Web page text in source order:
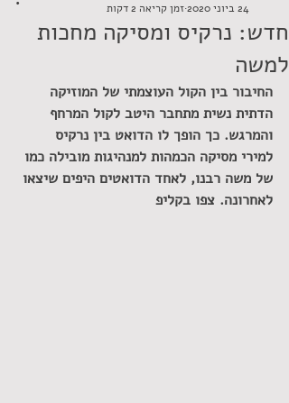
חדש: נרקיס ומסיקה מחכות
למשה
24 ביוני 2020
זמן קריאה 2 דקות
החיבור בין הקול העוצמתי של המוזיקה
הדתית נשית מתחבר היטב לקול המרחף
והמרגש. כך הופך לו הדואט בין נרקיס
למירי מסיקה הכמהות למנהיגות מובילה כמו
של משה רבנו, לאחד הדואטים היפים שיצאו
לאחרונה. צפו בקליפ